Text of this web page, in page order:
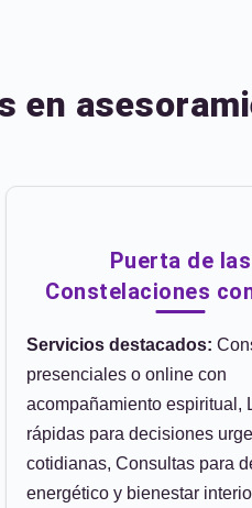
Puerta de las
Constelaciones
Servicios destacados:
presenciales o online con
acompañamiento espiritual,
rápidas para decisiones
cotidianas, Consultas para
energético y bienestar